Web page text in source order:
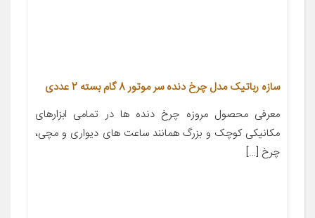
سازه رباتیک مدل چرخ دنده سر موتور 8 گام بسته 2 عددی
معرفی محصول مروزه چرخ دنده ها در تمامی ابزارهای
مکانیکی کوچک و بزرگ همانند ساعت های دیواری و مچی،
چرخ […]